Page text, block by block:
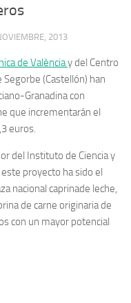
2013
de Valènciay del Centro
(Castellón) han
Granadina con
que incrementarán el
euros.
del Instituto de Ciencia y
proyecto ha sido el
nacional caprinade leche,
de carne originaria de
con un mayor potencial